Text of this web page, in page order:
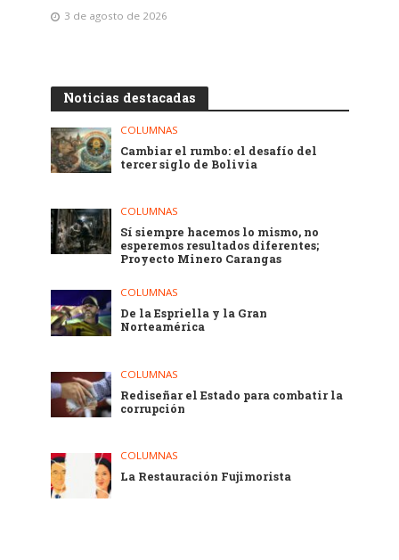
3 de agosto de 2026
Noticias destacadas
COLUMNAS
Cambiar el rumbo: el desafío del
tercer siglo de Bolivia
COLUMNAS
Sí siempre hacemos lo mismo, no
esperemos resultados diferentes;
Proyecto Minero Carangas
COLUMNAS
De la Espriella y la Gran
Norteamérica
COLUMNAS
Rediseñar el Estado para combatir la
corrupción
COLUMNAS
La Restauración Fujimorista